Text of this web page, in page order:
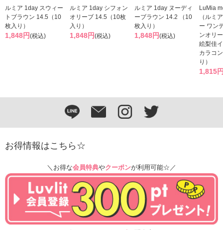
ルミア 1day スウィー
トブラウン 14.5（10
枚入り）
1,848円(税込)
ルミア 1day シフォン
オリーブ 14.5（10枚
入り）
1,848円(税込)
ルミア 1day ヌーディ
ーブラウン 14.2 （10
枚入り）
1,848円(税込)
LuMia
（ルミ
ー ワン
ンオリ
絵梨佳
カラコ
り）
1,815
お得情報はこちら☆
＼お得な会員特典やクーポンが利用可能☆／